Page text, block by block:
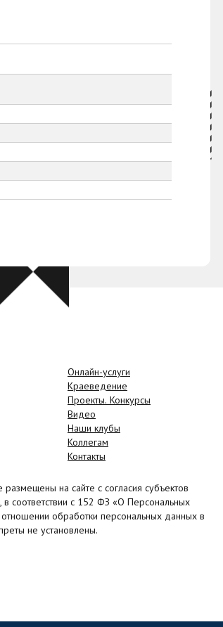
Онлайн-услуги
Краеведение
Проекты. Конкурсы
Видео
Наши клубы
Коллегам
Контакты
на сайте с согласия субъектов
соответствии с 152 ФЗ «О Персональных
обработки персональных данных в
не установлены.